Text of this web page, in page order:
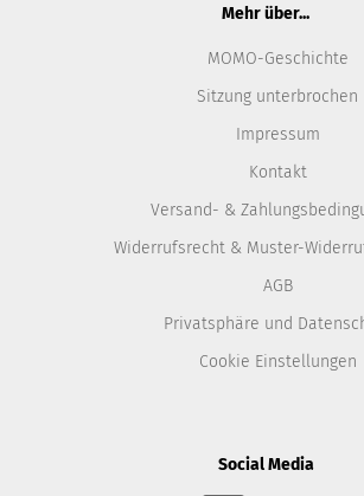
Mehr über...
MOMO-Geschichte
Sitzung unterbrochen
Impressum
Kontakt
Versand- &
Widerrufsrecht & Muster-
AGB
Privatsphäre und
Cookie Einstellungen
Social Media